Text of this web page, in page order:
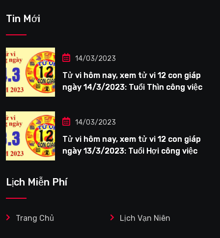
Tin Mới
14/03/2023
Tử vi hôm nay, xem tử vi 12 con giáp
ngày 14/3/2023: Tuổi Thìn công việc
14/03/2023
Tử vi hôm nay, xem tử vi 12 con giáp
ngày 13/3/2023: Tuổi Hợi công việc
Lịch Miễn Phí
Trang Chủ Lịch Vạn Niên